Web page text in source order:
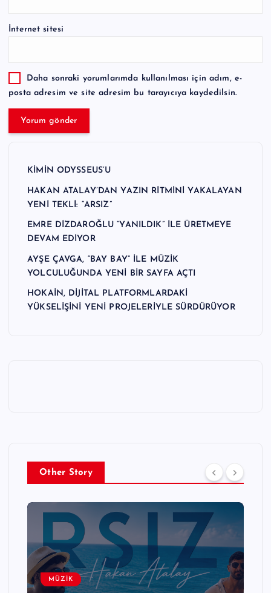
İnternet sitesi
Daha sonraki yorumlarımda kullanılması için adım, e-
posta adresim ve site adresim bu tarayıcıya kaydedilsin.
KİMİN ODYSSEUS’U
HAKAN ATALAY’DAN YAZIN RİTMİNİ YAKALAYAN
YENİ TEKLİ: “ARSIZ”
EMRE DİZDAROĞLU “YANILDIK” İLE ÜRETMEYE
DEVAM EDİYOR
AYŞE ÇAVGA, “BAY BAY” İLE MÜZİK
YOLCULUĞUNDA YENİ BİR SAYFA AÇTI
HOKAİN, DİJİTAL PLATFORMLARDAKİ
YÜKSELİŞİNİ YENİ PROJELERİYLE SÜRDÜRÜYOR
Other Story
MÜZİK